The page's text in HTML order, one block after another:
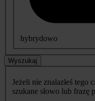
hybrydowo
Wyszukaj
Jeżeli nie znalazłeś tego
szukane słowo lub frazę